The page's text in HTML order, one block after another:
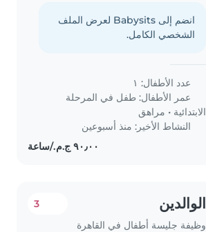
انضم إلى Babysits لعرض الملف
الشخصي الكامل.
عدد الأطفال: ١
عمر الأطفال: طفل في المرحلة
الابتدائية • مراهق
النشاط الأخير: منذ أسبوعين
الوالدين
وظيفة جليسة أطفال في القاهرة
3